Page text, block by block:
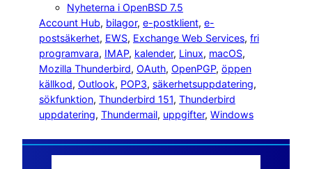
Nyheterna i OpenBSD 7.5
Account Hub, bilagor, e-postklient, e-
postsäkerhet, EWS, Exchange Web Services, fri
programvara, IMAP, kalender, Linux, macOS
Mozilla Thunderbird, OAuth, OpenPGP, öppen
källkod, Outlook, POP3, säkerhetsuppdatering
sökfunktion, Thunderbird 151, Thunderbird
uppdatering, Thundermail, uppgifter, Windows